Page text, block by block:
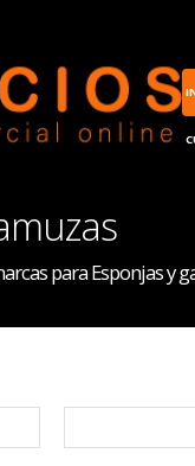
para Esponjas y